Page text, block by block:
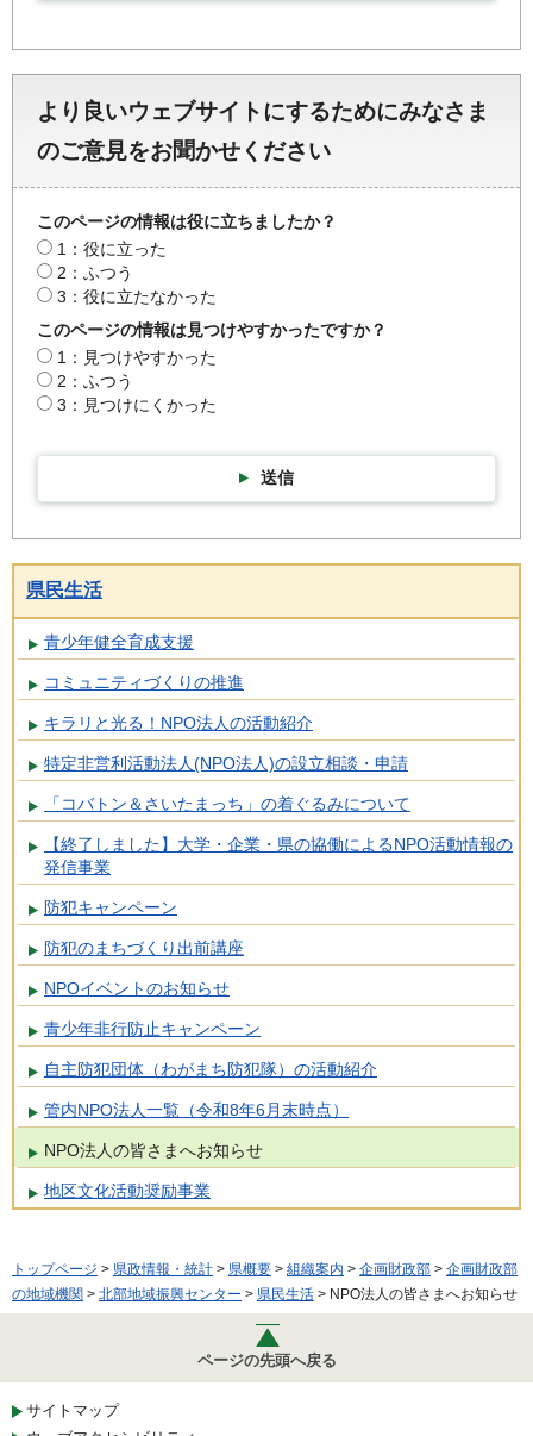
より良いウェブサイトにするためにみなさま
のご意見をお聞かせください
このページの情報は役に立ちましたか？
1：役に立った
2：ふつう
3：役に立たなかった
このページの情報は見つけやすかったですか？
1：見つけやすかった
2：ふつう
3：見つけにくかった
送信
県民生活
青少年健全育成支援
コミュニティづくりの推進
キラリと光る！NPO法人の活動紹介
特定非営利活動法人(NPO法人)の設立相談・申請
「コバトン＆さいたまっち」の着ぐるみについて
【終了しました】大学・企業・県の協働によるNPO活動情報の
発信事業
防犯キャンペーン
防犯のまちづくり出前講座
NPOイベントのお知らせ
青少年非行防止キャンペーン
自主防犯団体（わがまち防犯隊）の活動紹介
管内NPO法人一覧（令和8年6月末時点）
NPO法人の皆さまへお知らせ
地区文化活動奨励事業
トップページ > 県政情報・統計 > 県概要 > 組織案内 > 企画財政部 > 企画財政部
の地域機関 > 北部地域振興センター > 県民生活 > NPO法人の皆さまへお知らせ
ページの先頭へ戻る
サイトマップ